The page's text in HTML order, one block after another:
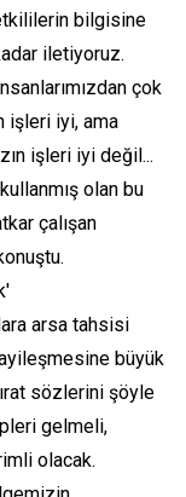
bilgisine
iletiyoruz.
çok
işleri iyi, ama
işleri iyi değil...
olan bu
çalışan
arsa tahsisi
büyük
sözlerini şöyle
gelmeli,
olacak.